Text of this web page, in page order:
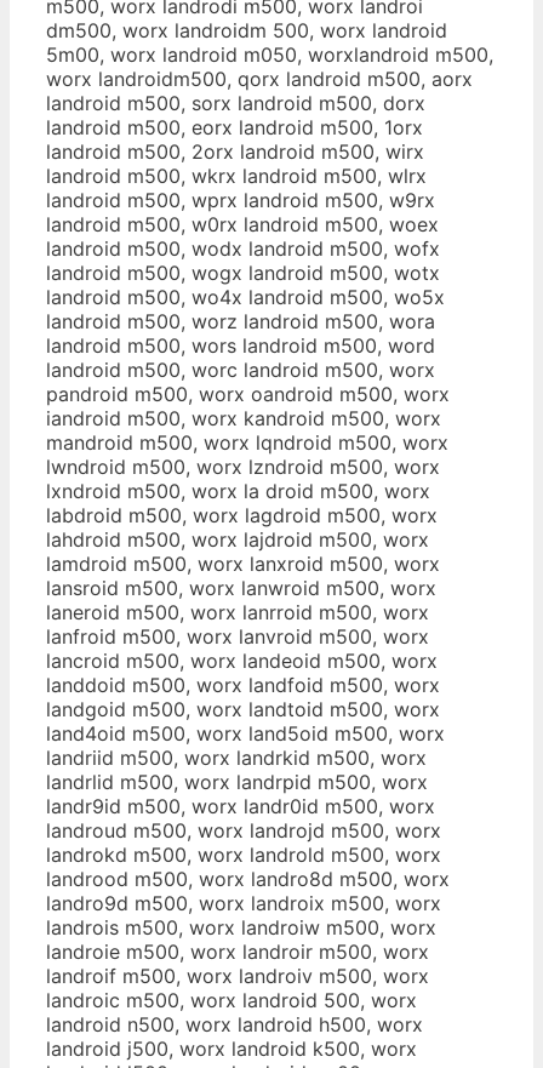
m500, worx landrodi m500, worx landroi
dm500, worx landroidm 500, worx landroid
5m00, worx landroid m050, worxlandroid m500,
worx landroidm500, qorx landroid m500, aorx
landroid m500, sorx landroid m500, dorx
landroid m500, eorx landroid m500, 1orx
landroid m500, 2orx landroid m500, wirx
landroid m500, wkrx landroid m500, wlrx
landroid m500, wprx landroid m500, w9rx
landroid m500, w0rx landroid m500, woex
landroid m500, wodx landroid m500, wofx
landroid m500, wogx landroid m500, wotx
landroid m500, wo4x landroid m500, wo5x
landroid m500, worz landroid m500, wora
landroid m500, wors landroid m500, word
landroid m500, worc landroid m500, worx
pandroid m500, worx oandroid m500, worx
iandroid m500, worx kandroid m500, worx
mandroid m500, worx lqndroid m500, worx
lwndroid m500, worx lzndroid m500, worx
lxndroid m500, worx la droid m500, worx
labdroid m500, worx lagdroid m500, worx
lahdroid m500, worx lajdroid m500, worx
lamdroid m500, worx lanxroid m500, worx
lansroid m500, worx lanwroid m500, worx
laneroid m500, worx lanrroid m500, worx
lanfroid m500, worx lanvroid m500, worx
lancroid m500, worx landeoid m500, worx
landdoid m500, worx landfoid m500, worx
landgoid m500, worx landtoid m500, worx
land4oid m500, worx land5oid m500, worx
landriid m500, worx landrkid m500, worx
landrlid m500, worx landrpid m500, worx
landr9id m500, worx landr0id m500, worx
landroud m500, worx landrojd m500, worx
landrokd m500, worx landrold m500, worx
landrood m500, worx landro8d m500, worx
landro9d m500, worx landroix m500, worx
landrois m500, worx landroiw m500, worx
landroie m500, worx landroir m500, worx
landroif m500, worx landroiv m500, worx
landroic m500, worx landroid 500, worx
landroid n500, worx landroid h500, worx
landroid j500, worx landroid k500, worx